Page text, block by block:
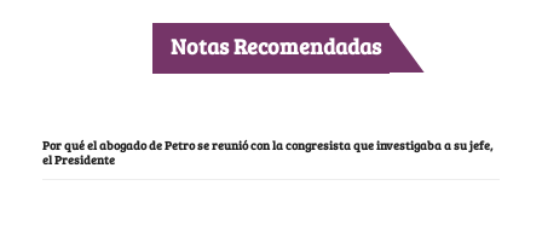
Notas Recomendadas
Por qué el abogado de Petro se reunió con la congresista que investigaba a su jefe,
el Presidente